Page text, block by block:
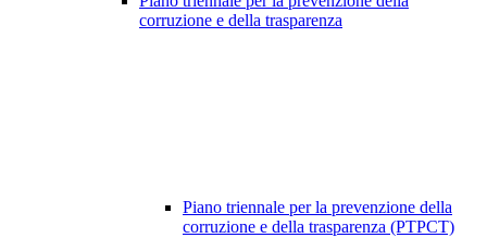
corruzione e della trasparenza
Piano triennale per la prevenzione della
corruzione e della trasparenza (PTPCT)